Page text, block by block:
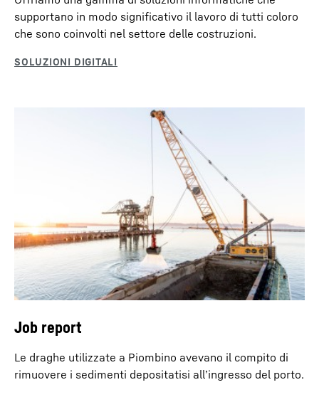
e consentendo di risparmiare carburante; il sistema è
facile da usare.
supportano in modo significativo il lavoro di tutti coloro
che sono coinvolti nel settore delle costruzioni.
Job report
Le draghe utilizzate a Piombino avevano il compito di
rimuovere i sedimenti depositatisi all’ingresso del porto.